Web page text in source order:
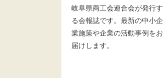
岐阜県商工会連合会が発行す
る会報誌です。最新の中小企
業施策や企業の活動事例をお
届けします。